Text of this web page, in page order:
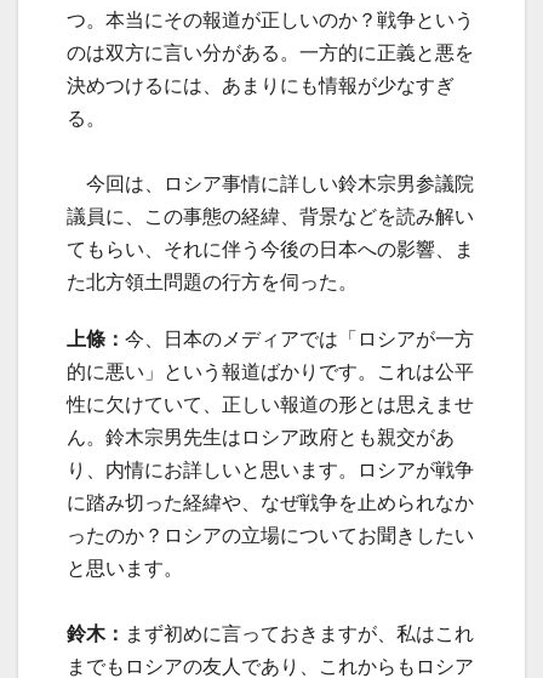
つ。本当にその報道が正しいのか？戦争という
のは双方に言い分がある。一方的に正義と悪を
決めつけるには、あまりにも情報が少なすぎ
る。
今回は、ロシア事情に詳しい鈴木宗男参議院
議員に、この事態の経緯、背景などを読み解い
てもらい、それに伴う今後の日本への影響、ま
た北方領土問題の行方を伺った。
上條： 今、日本のメディアでは「ロシアが一方
的に悪い」という報道ばかりです。これは公平
性に欠けていて、正しい報道の形とは思えませ
ん。鈴木宗男先生はロシア政府とも親交があ
り、内情にお詳しいと思います。ロシアが戦争
に踏み切った経緯や、なぜ戦争を止められなか
ったのか？ロシアの立場についてお聞きしたい
と思います。
鈴木： まず初めに言っておきますが、私はこれ
までもロシアの友人であり、これからもロシア